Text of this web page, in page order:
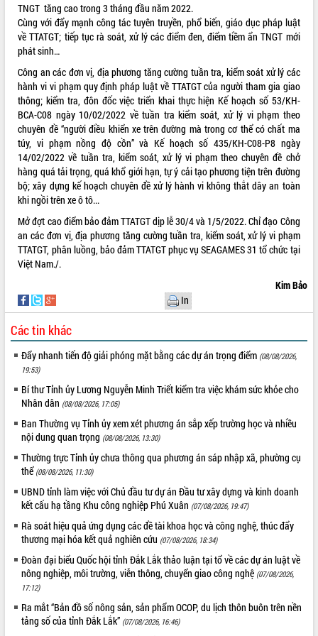
HĐND tỉnh thông qua điều chỉnh Quy
hoạch tỉnh thời kỳ 2021-2030
Hội thảo góp ý hồ sơ điều chỉnh quy
hoạch tỉnh Đắk Lắk thời kỳ 2021-2030,
tầm nhìn đến năm 2050
Nâng cao hiệu quả hoạt động của các
doanh nghiệp nhà nước
Hội nghị triển khai kết nối mạng
truyền số liệu chuyên dùng phục vụ cơ
quan Đảng, Nhà nước
Lễ phát động chuỗi hoạt động chung
tay làm sạch môi trường
Xã Ea Kar bước chuyển mình trong
công tác cải cách hành chính mô hình
mới
UBND tỉnh họp báo định kỳ tháng 4
năm 2026
Hội thảo khoa học “Giải pháp thúc đẩy
Đắk Lắk”
Tăng cường giám sát, đôn đốc thực
hiện nhiệm vụ quản lý tài sản công
hàng tuần
Tháo gỡ những vướng mắc, đẩy mạnh
công tác cải cách thủ tục hành chính
tại Trung tâm Phục vụ hành chính
công tỉnh
Đắk Lắk: Tôn vinh 46 giải pháp tại Hội
thi Sáng tạo Kỹ thuật 2024 - 2025
Đắk Lắk rà soát, điều chỉnh Đề án 190
về phát triển nuôi trồng thủy sản
Phó Chủ tịch UBND tỉnh Đắk Lắk
Trương Công Thái kiểm tra thực địa
Thuột
Định vị cà phê Việt Nam như một “di
sản sống” trong dòng chảy toàn cầu
Xây dựng nông thôn mới: Nâng cao đời
sống người dân từ những mô hình thiết
thực
Quyết liệt tháo gỡ vướng mắc, đẩy
TNGT tăng cao trong 3 tháng đầu năm 2022.
Cùng với đẩy mạnh công tác tuyên truyền, phổ biến, giáo dục pháp luật
về TTATGT; tiếp tục rà soát, xử lý các điểm đen, điểm tiềm ẩn TNGT mới
phát sinh…
Công an các đơn vị, địa phương tăng cường tuần tra, kiểm soát xử lý các
hành vi vi phạm quy định pháp luật về TTATGT của người tham gia giao
thông; kiểm tra, đôn đốc việc triển khai thực hiện Kế hoạch số 53/KH-
BCA-C08 ngày 10/02/2022 về tuần tra kiểm soát, xử lý vi phạm theo
chuyên đề “người điều khiển xe trên đường mà trong cơ thể có chất ma
túy, vi phạm nồng độ cồn” và Kế hoạch số 435/KH-C08-P8 ngày
14/02/2022 về tuần tra, kiểm soát, xử lý vi phạm theo chuyên đề chở
hàng quá tải trọng, quá khổ giới hạn, tự ý cải tạo phương tiện trên đường
bộ; xây dựng kế hoạch chuyên đề xử lý hành vi không thắt dây an toàn
khi ngồi trên xe ô tô...
Mở đợt cao điểm bảo đảm TTATGT dịp lễ 30/4 và 1/5/2022. Chỉ đạo Công
an các đơn vị, địa phương tăng cường tuần tra, kiểm soát, xử lý vi phạm
TTATGT, phân luồng, bảo đảm TTATGT phục vụ SEAGAMES 31 tổ chức tại
Việt Nam./.
Kim Bảo
In
Các tin khác
Đẩy nhanh tiến độ giải phóng mặt bằng các dự án trọng điểm (08/08/2026,
19:53)
Bí thư Tỉnh ủy Lương Nguyễn Minh Triết kiểm tra việc khám sức khỏe cho
Nhân dân (08/08/2026, 17:05)
Ban Thường vụ Tỉnh ủy xem xét phương án sắp xếp trường học và nhiều
nội dung quan trọng (08/08/2026, 13:30)
Thường trực Tỉnh ủy chưa thông qua phương án sáp nhập xã, phường cụ
thể (08/08/2026, 11:30)
UBND tỉnh làm việc với Chủ đầu tư dự án Đầu tư xây dựng và kinh doanh
kết cấu hạ tầng Khu công nghiệp Phú Xuân (07/08/2026, 19:47)
Rà soát hiệu quả ứng dụng các đề tài khoa học và công nghệ, thúc đẩy
thương mại hóa kết quả nghiên cứu (07/08/2026, 18:34)
Đoàn đại biểu Quốc hội tỉnh Đắk Lắk thảo luận tại tổ về các dự án luật về
nông nghiệp, môi trường, viễn thông, chuyển giao công nghệ (07/08/2026,
17:12)
Ra mắt “Bản đồ số nông sản, sản phẩm OCOP, du lịch thôn buôn trên nền
tảng số của tỉnh Đắk Lắk” (07/08/2026, 16:46)